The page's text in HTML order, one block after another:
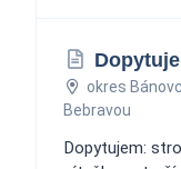
okres
Bebravou
Dopytujem: